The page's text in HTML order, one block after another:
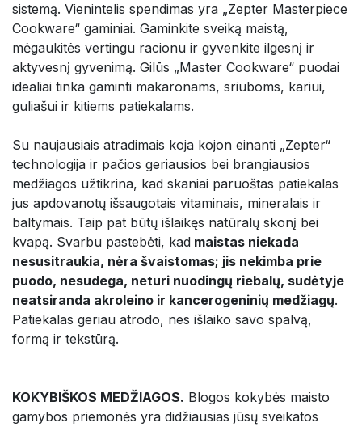
sistemą. Vienintelis spendimas yra „Zepter Masterpiece
Cookware“ gaminiai. Gaminkite sveiką maistą,
mėgaukitės vertingu racionu ir gyvenkite ilgesnį ir
aktyvesnį gyvenimą. Gilūs „Master Cookware“ puodai
idealiai tinka gaminti makaronams, sriuboms, kariui,
guliašui ir kitiems patiekalams.
Su naujausiais atradimais koja kojon einanti „Zepter“
technologija ir pačios geriausios bei brangiausios
medžiagos užtikrina, kad skaniai paruoštas patiekalas
jus apdovanotų išsaugotais vitaminais, mineralais ir
baltymais. Taip pat būtų išlaikęs natūralų skonį bei
kvapą. Svarbu pastebėti, kad maistas niekada
nesusitraukia, nėra švaistomas; jis nekimba prie
puodo, nesudega, neturi nuodingų riebalų, sudėtyje
neatsiranda akroleino ir kancerogeninių medžiagų.
Patiekalas geriau atrodo, nes išlaiko savo spalvą,
formą ir tekstūrą.
KOKYBIŠKOS MEDŽIAGOS. Blogos kokybės maisto
gamybos priemonės yra didžiausias jūsų sveikatos